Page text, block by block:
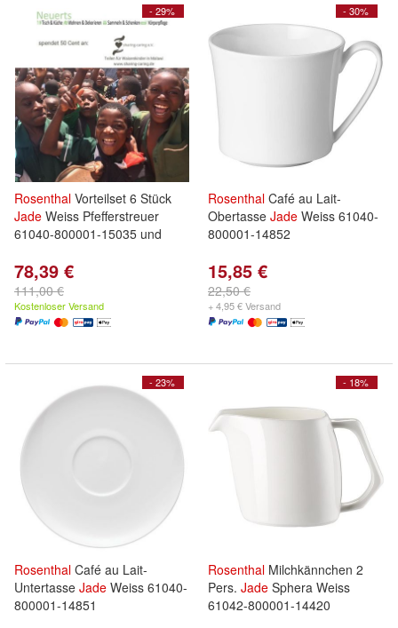
- 29%
Rosenthal Vorteilset 6 Stück
Jade Weiss Pfefferstreuer
61040-800001-15035 und
78,39 €
111,00 €
Kostenloser Versand
- 30%
Rosenthal Café au Lait-
Obertasse Jade Weiss 61040-
800001-14852
15,85 €
22,50 €
+ 4,95 € Versand
- 23%
Rosenthal Café au Lait-
Untertasse Jade Weiss 61040-
800001-14851
- 18%
Rosenthal Milchkännchen 2
Pers. Jade Sphera Weiss
61042-800001-14420